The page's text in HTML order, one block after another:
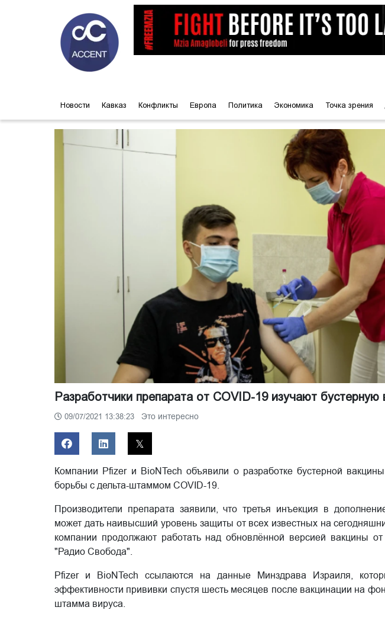
Новости Кавказ Конфликты Европа Политика Экономика Точка зрения
Разработчики препарата от COVID-19 изучают бустерную
09/07/2021 13:38:23 Это интересно
Компании Pfizer и BioNTech объявили о разработке бустерной
борьбы с дельта-штаммом COVID-19.
Производители препарата заявили, что третья инъекция в
может дать наивысший уровень защиты от всех известных на
компании продолжают работать над обновлённой версией вакцины
"Радио Свобода".
Pfizer и BioNTech ссылаются на данные Минздрава Израиля,
эффективности прививки спустя шесть месяцев после вакцинации на
штамма вируса.